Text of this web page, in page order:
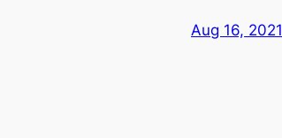
Aug 16, 2021